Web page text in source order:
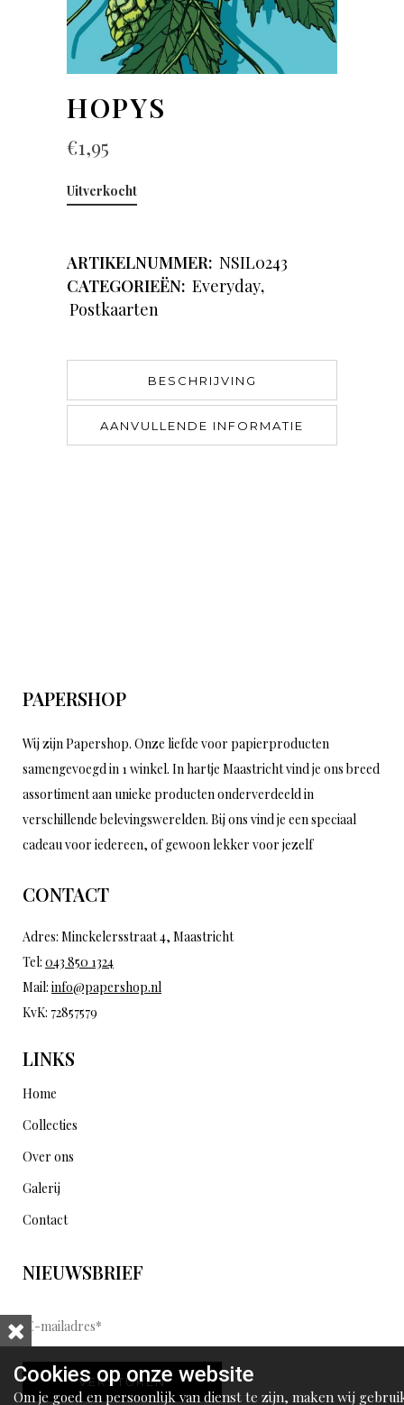
HOPYS
€1,95
Uitverkocht
ARTIKELNUMMER: NSIL0243
CATEGORIEËN: Everyday,
Postkaarten
BESCHRIJVING
AANVULLENDE INFORMATIE
PAPERSHOP
Wij zijn Papershop. Onze liefde voor papierproducten
samengevoegd in 1 winkel. In hartje Maastricht vind je ons breed
assortiment aan unieke producten onderverdeeld in
verschillende belevingswerelden. Bij ons vind je een speciaal
cadeau voor iedereen, of gewoon lekker voor jezelf
CONTACT
Adres: Minckelersstraat 4, Maastricht
Tel: 043 850 1324
Mail: info@papershop.nl
KvK: 72857579
LINKS
Home
Collecties
Over ons
Galerij
Contact
NIEUWSBRIEF
E
-
m
a
VERSTUREN
Cookies op onze website
Om je goed en persoonlijk van dienst te zijn, maken wij